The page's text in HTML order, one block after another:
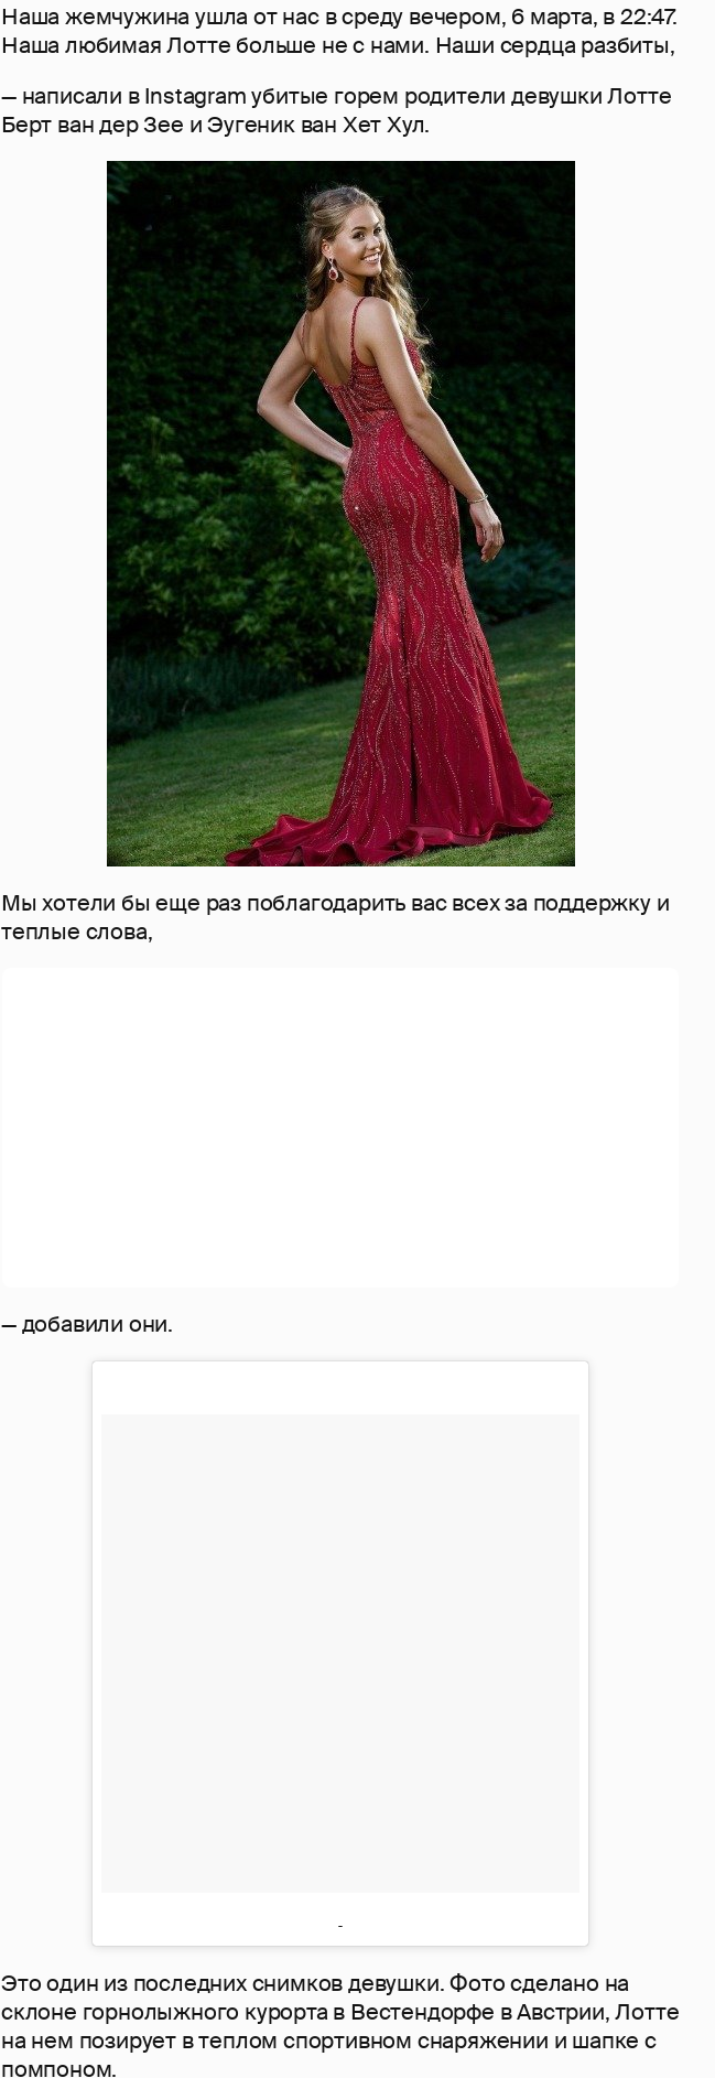
Наша жемчужина ушла от нас в среду вечером, 6 марта, в 22:47.
Наша любимая Лотте больше не с нами. Наши сердца разбиты,
— написали в Instagram убитые горем родители девушки Лотте
Берт ван дер Зее и Эугеник ван Хет Хул.
Мы хотели бы еще раз поблагодарить вас всех за поддержку и
теплые слова,
— добавили они.
Это один из последних снимков девушки. Фото сделано на
склоне горнолыжного курорта в Вестендорфе в Австрии, Лотте
на нем позирует в теплом спортивном снаряжении и шапке с
помпоном.